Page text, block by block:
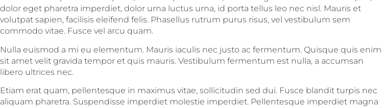
dolor eget pharetra imperdiet, dolor urna luctus urna, id porta tellus leo nec nisl. Mauris et
volutpat sapien, facilisis eleifend felis. Phasellus rutrum purus risus, vel vestibulum sem
commodo vitae. Fusce vel arcu quam.
Nulla euismod a mi eu elementum. Mauris iaculis nec justo ac fermentum. Quisque quis enim
sit amet velit gravida tempor et quis mauris. Vestibulum fermentum est nulla, a accumsan
libero ultrices nec.
Etiam erat quam, pellentesque in maximus vitae, sollicitudin sed dui. Fusce blandit turpis nec
aliquam pharetra. Suspendisse imperdiet molestie imperdiet. Pellentesque imperdiet magna